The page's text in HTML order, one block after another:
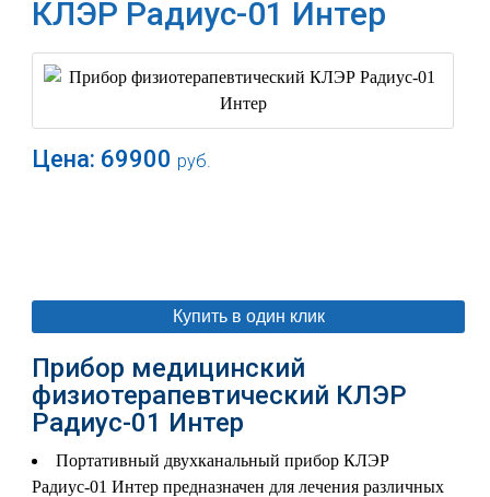
КЛЭР Радиус-01 Интер
Цена: 69900 руб.
Купить в один клик
Прибор медицинский
физиотерапевтический КЛЭР
Радиус-01 Интер
Портативный двухканальный прибор КЛЭР
Радиус-01 Интер предназначен для лечения различных